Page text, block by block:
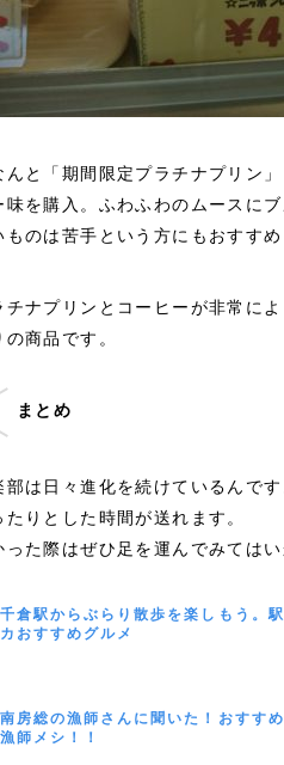
んと「期間限定プラチナプリン
味を購入。ふわふわのムースに
ものは苦手という方にもおすすめ
チナプリンとコーヒーが非常に
商品です。
まとめ
部は日々進化を続けているんで
たりとした時間が送れます。
った際はぜひ足を運んでみてはい
千倉駅からぶらり散歩を楽しもう。
カおすすめグルメ
南房総の漁師さんに聞いた！おすす
漁師メシ！！